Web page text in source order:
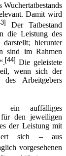
Damit wird
Der Tatbestand
die Leistung des
hierunter
sind im Rahmen
[44] Die geleistete
wenn sich der
Arbeitgebers
ein auffälliges
den jeweiligen
der Leistung mit
sich – aus
vorgesehenen